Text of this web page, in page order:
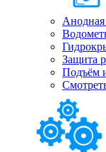
Анодная
Защита
Подъём